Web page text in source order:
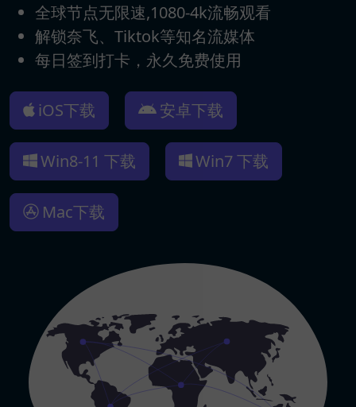
全球节点无限速,1080-4k流畅观看
解锁奈飞、Tiktok等知名流媒体
每日签到打卡，永久免费使用
iOS下载 安卓下载
Win8-11 下载 Win7 下载
Mac下载